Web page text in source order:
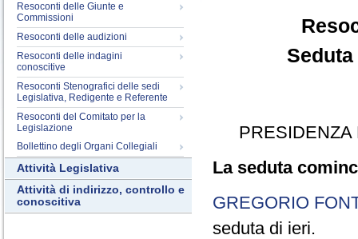
Resoconti delle Giunte e
Commissioni
Resoconti delle audizioni
Resoconti delle indagini
conoscitive
Resoconti Stenografici delle sedi
Legislativa, Redigente e Referente
Resoconti del Comitato per la
Legislazione
Bollettino degli Organi Collegiali
Attività Legislativa
Attività di indirizzo, controllo e
conoscitiva
PRESIDENZA
La seduta
GREGORIO
seduta di ieri.